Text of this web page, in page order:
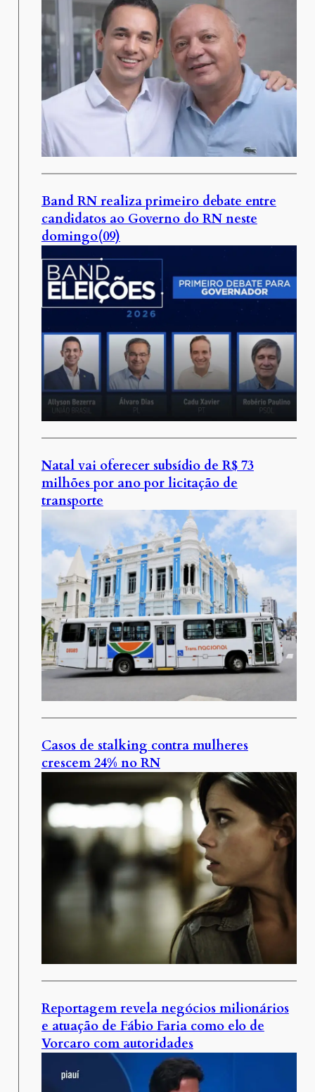
Band RN realiza primeiro debate entre
candidatos ao Governo do RN neste
domingo(09)
Natal vai oferecer subsídio de R$ 73
milhões por ano por licitação de
transporte
Casos de stalking contra mulheres
crescem 24% no RN
Reportagem revela negócios milionários
e atuação de Fábio Faria como elo de
Vorcaro com autoridades